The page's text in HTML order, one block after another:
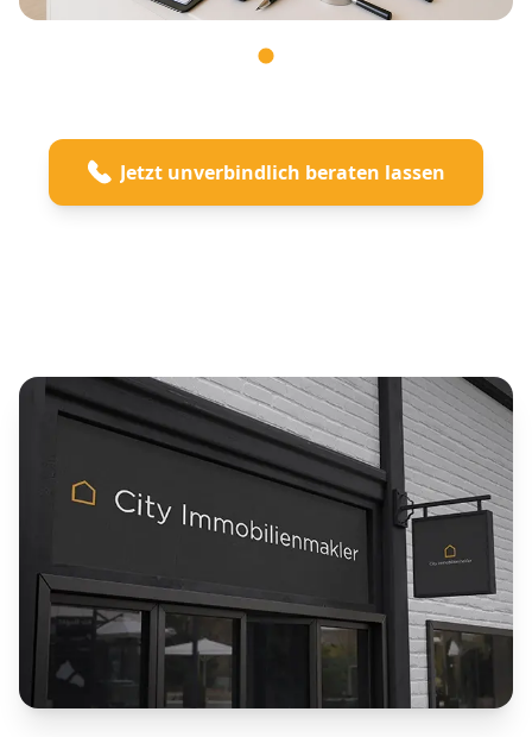
Jetzt unverbindlich beraten lassen